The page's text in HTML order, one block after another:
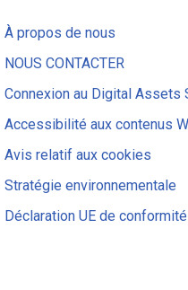
À propos de nous
NOUS CONTACTER
Connexion au Digital Assets
Accessibilité aux contenus
Avis relatif aux cookies
Stratégie environnementale
Déclaration UE de conformité